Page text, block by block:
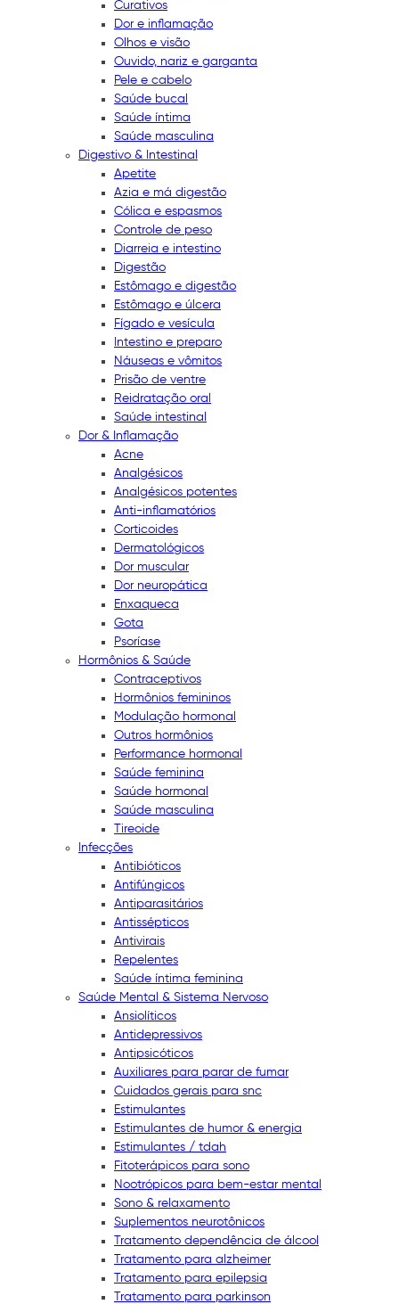
Curativos
Dor e inflamação
Olhos e visão
Ouvido, nariz e garganta
Pele e cabelo
Saúde bucal
Saúde íntima
Saúde masculina
Digestivo & Intestinal
Apetite
Azia e má digestão
Cólica e espasmos
Controle de peso
Diarreia e intestino
Digestão
Estômago e digestão
Estômago e úlcera
Fígado e vesícula
Intestino e preparo
Náuseas e vômitos
Prisão de ventre
Reidratação oral
Saúde intestinal
Dor & Inflamação
Acne
Analgésicos
Analgésicos potentes
Anti-inflamatórios
Corticoides
Dermatológicos
Dor muscular
Dor neuropática
Enxaqueca
Gota
Psoríase
Hormônios & Saúde
Contraceptivos
Hormônios femininos
Modulação hormonal
Outros hormônios
Performance hormonal
Saúde feminina
Saúde hormonal
Saúde masculina
Tireoide
Infecções
Antibióticos
Antifúngicos
Antiparasitários
Antissépticos
Antivirais
Repelentes
Saúde íntima feminina
Saúde Mental & Sistema Nervoso
Ansiolíticos
Antidepressivos
Antipsicóticos
Auxiliares para parar de fumar
Cuidados gerais para snc
Estimulantes
Estimulantes de humor & energia
Estimulantes / tdah
Fitoterápicos para sono
Nootrópicos para bem-estar mental
Sono & relaxamento
Suplementos neurotônicos
Tratamento dependência de álcool
Tratamento para alzheimer
Tratamento para epilepsia
Tratamento para parkinson